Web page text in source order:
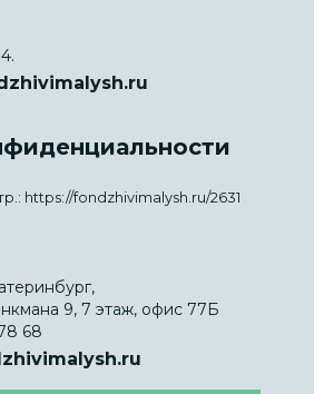
https://fondzhivimalysh.ru/2631
9, 7 этаж, офис 77Б
68